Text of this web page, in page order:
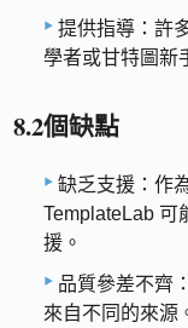
提供指導：許
學者或甘特圖新
8.2個缺點
缺乏支援：作
TemplateLab 可
援。
品質參差不齊
來自不同的來源